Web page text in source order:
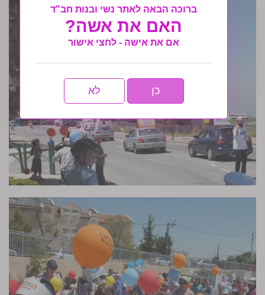
ברוכה הבאה לאתר נשי ובנות חב"ד
האם את אשה?
אם את אישה - לחצי אישור
כן לא